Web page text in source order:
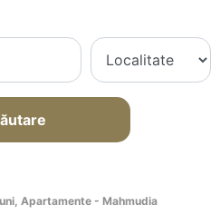
Apartamente - Mahmudia